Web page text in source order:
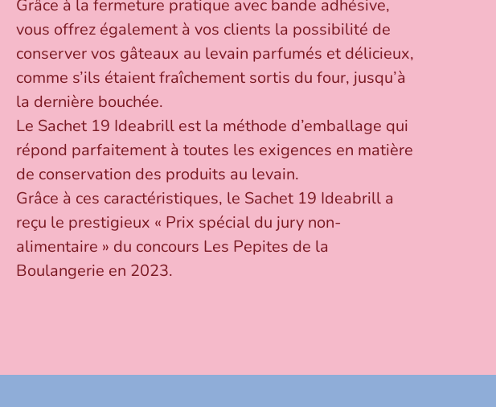
Grâce à la fermeture pratique avec bande adhésive,
vous offrez également à vos clients la possibilité de
conserver vos gâteaux au levain parfumés et délicieux,
comme s’ils étaient fraîchement sortis du four, jusqu’à
la dernière bouchée.
Le Sachet 19 Ideabrill est la méthode d’emballage qui
répond parfaitement à toutes les exigences en matière
de conservation des produits au levain.
Grâce à ces caractéristiques, le Sachet 19 Ideabrill a
reçu le prestigieux « Prix spécial du jury non-
alimentaire » du concours Les Pepites de la
Boulangerie en 2023.